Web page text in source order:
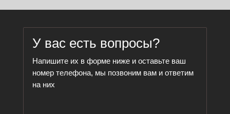
У вас есть вопросы?
Напишите их в форме ниже и оставьте ваш
номер телефона, мы позвоним вам и ответим
на них